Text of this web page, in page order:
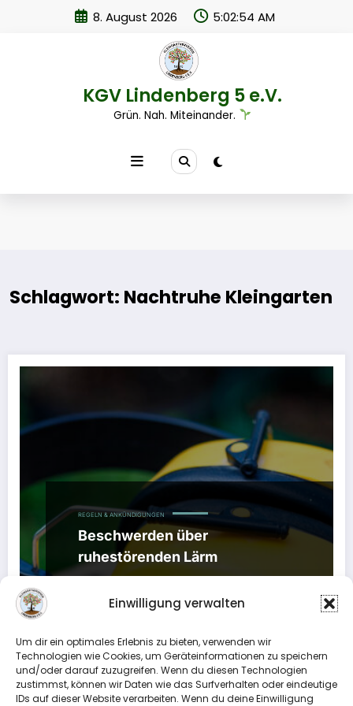
Einwilligung verwalten
Um dir ein optimales Erlebnis zu bieten, verwenden wir
Technologien wie Cookies, um Geräteinformationen zu speichern
und/oder darauf zuzugreifen. Wenn du diesen Technologien
zustimmst, können wir Daten wie das Surfverhalten oder eindeutige
IDs auf dieser Website verarbeiten. Wenn du deine Einwilligung
8. August 2026 5:02:54 AM
KGV Lindenberg 5 e.V.
Grün. Nah. Miteinander.
Schlagwort: Nachtruhe Kleingarten
REGELN & ANKÜNDIGUNGEN
Beschwerden über
ruhestörenden Lärm
Liebe Gartenfreundinnen und Gartenfreunde,
Nachbarschaft über ruhestörenden Lärm,
insbesondere durch…